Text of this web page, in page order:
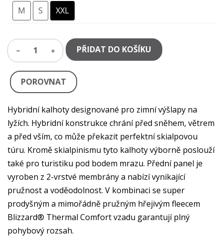
M
S XXL
1 PŘIDAT DO KOŠÍKU
POROVNAT
Hybridní kalhoty designované pro zimní výšlapy na
lyžích. Hybridní konstrukce chrání před sněhem, větrem
a před vším, co může překazit perfektní skialpovou
túru. Kromě skialpinismu tyto kalhoty výborně poslouží
také pro turistiku pod bodem mrazu. Přední panel je
vyroben z 2-vrstvé membrány a nabízí vynikající
pružnost a voděodolnost. V kombinaci se super
prodyšným a mimořádně pružným hřejivým fleecem
Blizzard® Thermal Comfort vzadu garantují plný
pohybový rozsah.